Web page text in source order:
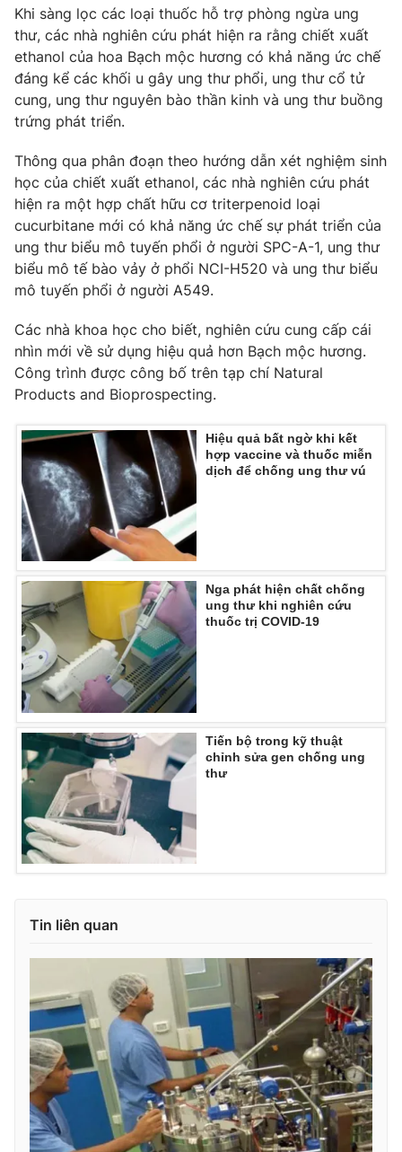
Nhân vật
Khán giả
Giải sao mai
Âm nhạc
Sao
Đời sống
Du lịch
Làm đẹp
Chất lượng cuộc sống
Giáo dục
Tuyển sinh
Công nghệ
Hitech Công nghệ tương lai
Sản phẩm
Thị trường
Tư vấn
Giao lưu trực tuyến
Lịch phát sóng
Chuyên mục khác
Emagazine Podcast
Photo Infographic
Video Shorts video
VTV Money VTV Thể thao
VTV Sức khoẻ Bất động sản
Thị trường 24h Tấm lòng Việt
VTV4
VTV9 VTV8
Liên hệ tòa soạn English
THỜI BÁO VTV
Theo dõi báo trên
Cơ quan chủ quản:Đài Truyền hình Việt Nam
Cơ quan báo chí:Thời báo VTV
Giấy phép hoạt động báo in và báo điện tử số 483/GP-BTTTT
cấp ngày 29/12/2023
Tổng Biên tập: Vũ Thanh Thủy
Phó Tổng Biên tập:Nguyễn Thị Mỹ Hạnh, Phạm Quốc Thắng,
Nguyễn Trọng Ninh
Tổng đài VTV: 024.38 355 931 - 024.38 355 932
Khi sàng lọc các loại thuốc hỗ trợ phòng ngừa ung
thư, các nhà nghiên cứu phát hiện ra rằng chiết xuất
ethanol của hoa Bạch mộc hương có khả năng ức chế
đáng kể các khối u gây ung thư phổi, ung thư cổ tử
cung, ung thư nguyên bào thần kinh và ung thư buồng
trứng phát triển.
Thông qua phân đoạn theo hướng dẫn xét nghiệm sinh
học của chiết xuất ethanol, các nhà nghiên cứu phát
hiện ra một hợp chất hữu cơ triterpenoid loại
cucurbitane mới có khả năng ức chế sự phát triển của
ung thư biểu mô tuyến phổi ở người SPC-A-1, ung thư
biểu mô tế bào vảy ở phổi NCI-H520 và ung thư biểu
mô tuyến phổi ở người A549.
Các nhà khoa học cho biết, nghiên cứu cung cấp cái
nhìn mới về sử dụng hiệu quả hơn Bạch mộc hương.
Công trình được công bố trên tạp chí Natural
Products and Bioprospecting.
Hiệu quả bất ngờ khi kết
hợp vaccine và thuốc miễn
dịch để chống ung thư vú
Nga phát hiện chất chống
ung thư khi nghiên cứu
thuốc trị COVID-19
Tiến bộ trong kỹ thuật
chỉnh sửa gen chống ung
thư
Tin liên quan